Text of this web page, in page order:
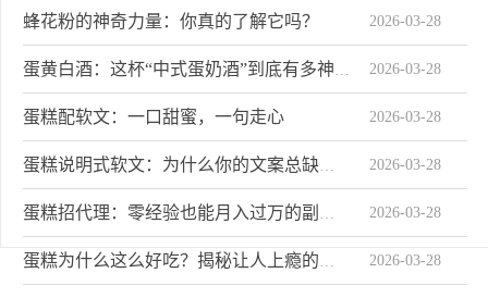
蜂花粉的神奇力量：你真的了解它吗？ 2026-03-28
蛋黄白酒：这杯“中式蛋奶酒”到底有多神奇？ 2026-03-28
蛋糕配软文：一口甜蜜，一句走心 2026-03-28
蛋糕说明式软文：为什么你的文案总缺一口甜味？ 2026-03-28
蛋糕招代理：零经验也能月入过万的副业？ 2026-03-28
蛋糕为什么这么好吃？揭秘让人上瘾的甜蜜魔法 2026-03-28